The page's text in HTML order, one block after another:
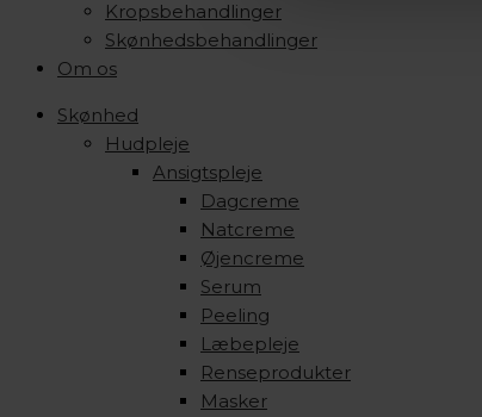
Kropsbehandlinger
Skønhedsbehandlinger
Om os
Skønhed
Hudpleje
Ansigtspleje
Dagcreme
Natcreme
Øjencreme
Serum
Peeling
Læbepleje
Renseprodukter
Masker